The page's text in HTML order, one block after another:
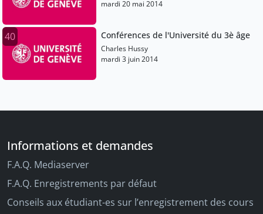
mardi 20 mai 2014
40 Conférences de l'Université du 3è âge
Charles Hussy
mardi 3 juin 2014
Informations et demandes
F.A.Q. Mediaserver
F.A.Q. Enregistrements par défaut
Conseils aux étudiant-es sur l’enregistrement des cours